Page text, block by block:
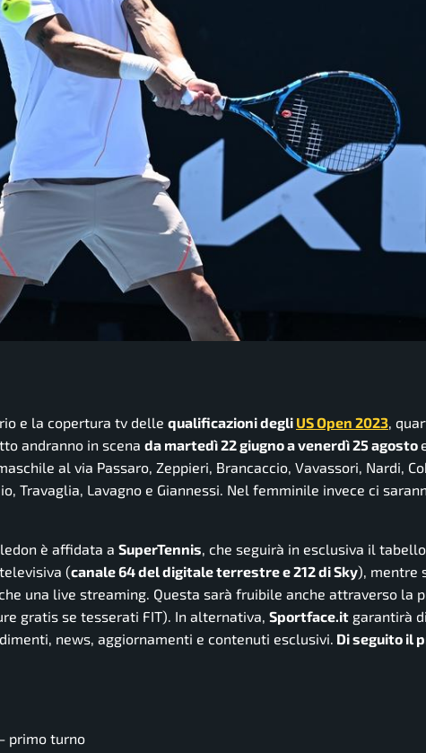
e la copertura tv delle qualificazioni degli US Open 2023,
andranno in scena da martedì 22 giugno a venerdì 25 agosto
al via Passaro, Zeppieri, Brancaccio, Vavassori, Nardi,
Travaglia, Lavagno e Giannessi. Nel femminile invece ci
è affidata a SuperTennis, che seguirà in esclusiva il
(canale 64 del digitale terrestre e 212 di Sky), mentre
una live streaming. Questa sarà fruibile anche attraverso la
gratis se tesserati FIT). In alternativa, Sportface.it garantirà
news, aggiornamenti e contenuti esclusivi. Di seguito il
primo turno